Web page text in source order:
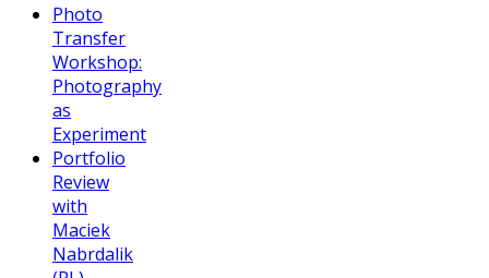
Photo
Transfer
Workshop:
Photography
as
Experiment
Portfolio
Review
with
Maciek
Nabrdalik